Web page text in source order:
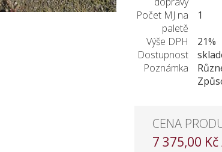
Počet MJ na
paletě
1
Výše DPH
21%
Dostupnost
Poznámka
CENA
7 375,00 Kč